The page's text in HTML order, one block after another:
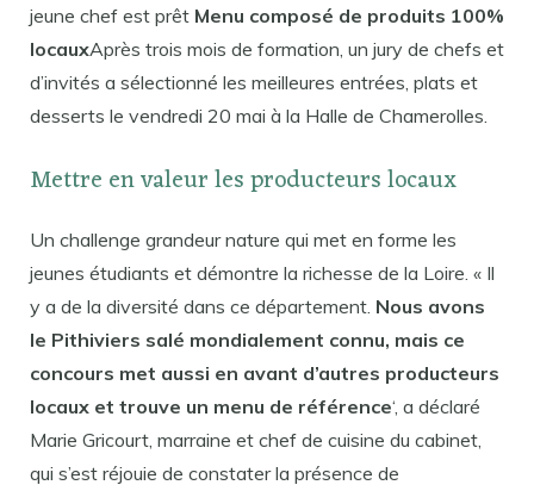
jeune chef est prêt Menu composé de produits 100%
locauxAprès trois mois de formation, un jury de chefs et
d’invités a sélectionné les meilleures entrées, plats et
desserts le vendredi 20 mai à la Halle de Chamerolles.
Mettre en valeur les producteurs locaux
Un challenge grandeur nature qui met en forme les
jeunes étudiants et démontre la richesse de la Loire. « Il
y a de la diversité dans ce département. Nous avons
le Pithiviers salé mondialement connu, mais ce
concours met aussi en avant d’autres producteurs
locaux et trouve un menu de référence‘, a déclaré
Marie Gricourt, marraine et chef de cuisine du cabinet,
qui s’est réjouie de constater la présence de